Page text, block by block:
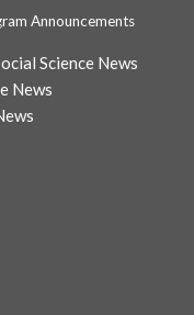
Announcements
Science News
News